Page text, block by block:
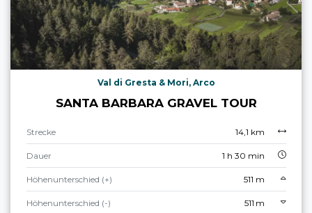
Val di Gresta & Mori, Arco
SANTA BARBARA GRAVEL TOUR
Strecke 14,1 km
Dauer 1 h 30 min
Höhenunterschied (+) 511 m
Höhenunterschied (-) 511 m